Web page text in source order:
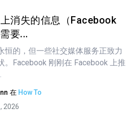
链接
消失的信息（Facebook
要...
恒的，但一些社交媒体服务正致力
。Facebook 刚刚在 Facebook 上推
在 How To
2026